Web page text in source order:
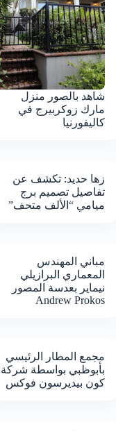
شاهد بالصور منزل
مارك زوكربيرج في
كاليفورنيا
زها حديد: تكشف عن
تفاصيل تصميم برج
ميامي “الألف متحف”
مباني المهندس
المعماري البرازيلي
نيماير بعدسة المصور
Andrew Prokos
مجمع المطار الرئيسي
بأبوظبي بواسطة شركة
كون بيديرسون فوكس